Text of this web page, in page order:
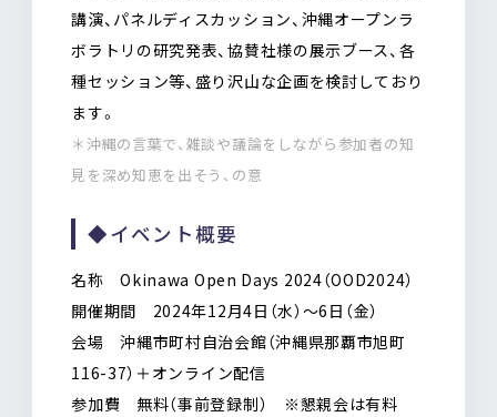
講演、パネルディスカッション、沖縄オープンラ
ボラトリの研究発表、協賛社様の展示ブース、各
種セッション等、盛り沢山な企画を検討しており
ます。
＊沖縄の⾔葉で、雑談や議論をしながら参加者の知
⾒を深め知恵を出そう、の意
◆イベント概要
名称 Okinawa Open Days 2024（OOD2024）
開催期間 2024年12月4日（水）～6日（金）
会場 沖縄市町村自治会館（沖縄県那覇市旭町
116-37）＋オンライン配信
参加費 無料（事前登録制） ※懇親会は有料